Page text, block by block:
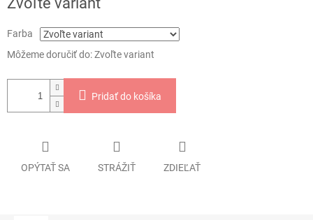
cena:
Farba
Môžeme doručiť do:Zvoľte variant
Pridať do košíka
OPÝTAŤ SA STRÁŽIŤ ZDIEĽAŤ